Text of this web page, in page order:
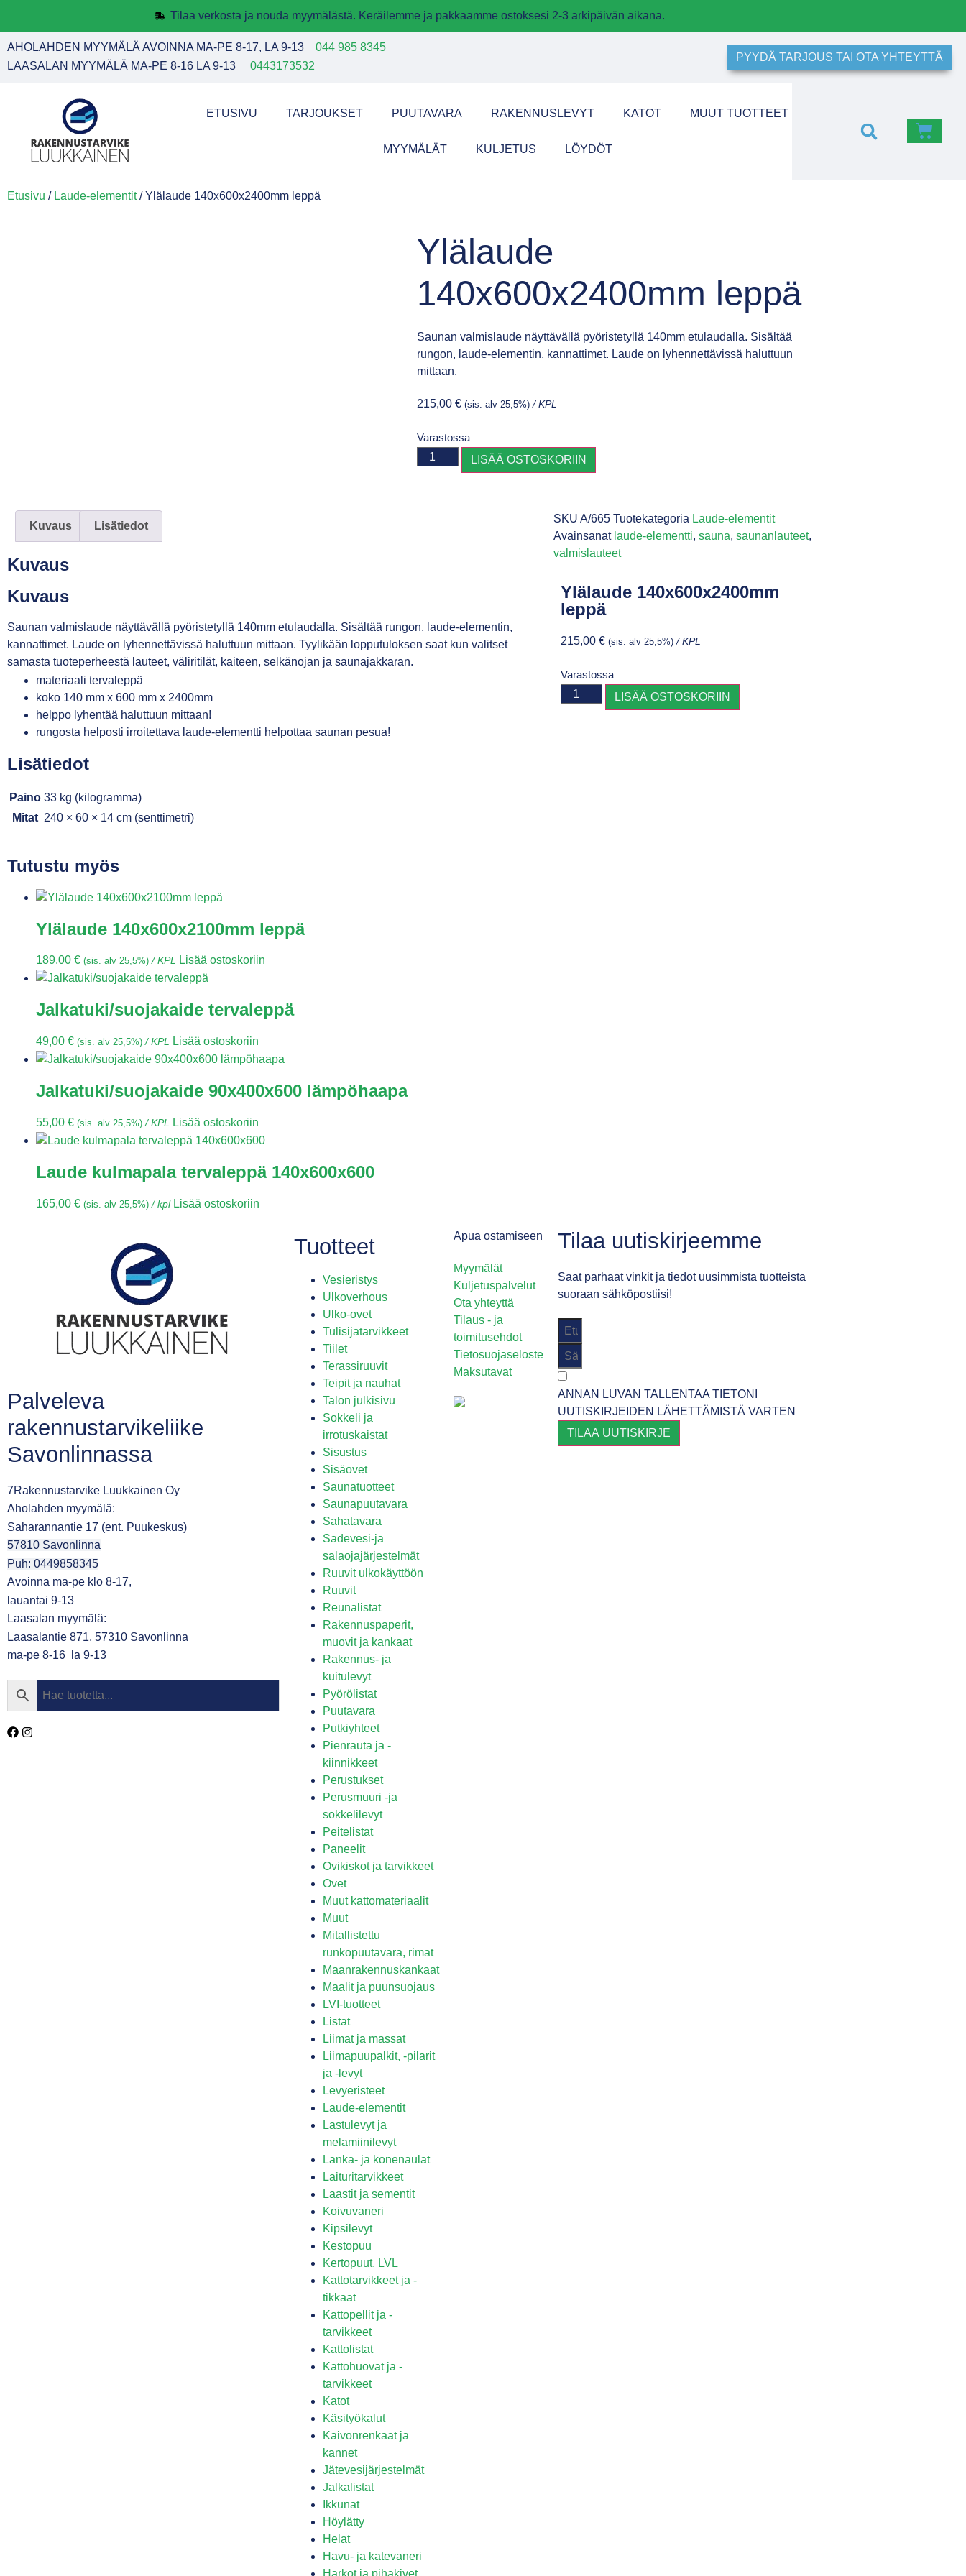
Tilaa verkosta ja nouda myymälästä. Keräilemme ja pakkaamme ostoksesi 2-3 arkipäivän aikana.
AHOLAHDEN MYYMÄLÄ AVOINNA MA-PE 8-17, LA 9-13 044 985 8345
LAASALAN MYYMÄLÄ MA-PE 8-16 LA 9-13
0443173532
PYYDÄ TARJOUS TAI OTA YHTEYTTÄ
ETUSIVU TARJOUKSET PUUTAVARA RAKENNUSLEVYT KATOT MUUT TUOTTEET
MYYMÄLÄT KULJETUS LÖYDÖT
Etusivu / Laude-elementit/ Ylälaude 140x600x2400mm leppä
Ylälaude
140x600x2400mm leppä
Saunan valmislaude näyttävällä pyöristetyllä 140mm etulaudalla. Sisältää
rungon, laude-elementin, kannattimet. Laude on lyhennettävissä haluttuun
mittaan.
215,00 € (sis. alv 25,5%) / KPL
Varastossa
LISÄÄ OSTOSKORIIN
Kuvaus Lisätiedot
Kuvaus
Kuvaus
Saunan valmislaude näyttävällä pyöristetyllä 140mm etulaudalla. Sisältää rungon, laude-elementin,
kannattimet. Laude on lyhennettävissä haluttuun mittaan. Tyylikään lopputuloksen saat kun valitset
samasta tuoteperheestä lauteet, väliritilät, kaiteen, selkänojan ja saunajakkaran.
materiaali tervaleppä
koko 140 mm x 600 mm x 2400mm
helppo lyhentää haluttuun mittaan!
rungosta helposti irroitettava laude-elementti helpottaa saunan pesua!
Lisätiedot
Paino 33 kg (kilogramma)
Mitat 240 × 60 × 14 cm (senttimetri)
SKU A/665 Tuotekategoria Laude-elementit
Avainsanat laude-elementti, sauna, saunanlauteet,
valmislauteet
Ylälaude 140x600x2400mm
leppä
215,00 € (sis. alv 25,5%)/ KPL
Varastossa
LISÄÄ OSTOSKORIIN
Tutustu myös
Ylälaude 140x600x2100mm leppä
189,00 € (sis. alv 25,5%) / KPL Lisää ostoskoriin
Jalkatuki/suojakaide tervaleppä
49,00 € (sis. alv 25,5%) / KPL Lisää ostoskoriin
Jalkatuki/suojakaide 90x400x600 lämpöhaapa
55,00 € (sis. alv 25,5%) / KPL Lisää ostoskoriin
Laude kulmapala tervaleppä 140x600x600
165,00 € (sis. alv 25,5%) / kpl Lisää ostoskoriin
Palveleva
rakennustarvikeliike
Savonlinnassa
7Rakennustarvike Luukkainen Oy
Aholahden myymälä:
Saharannantie 17 (ent. Puukeskus)
57810 Savonlinna
Puh: 0449858345
Avoinna ma-pe klo 8-17,
lauantai 9-13
Laasalan myymälä:
Laasalantie 871, 57310 Savonlinna
ma-pe 8-16 la 9-13
Tuotteet
Vesieristys
Ulkoverhous
Ulko-ovet
Tulisijatarvikkeet
Tiilet
Terassiruuvit
Teipit ja nauhat
Talon julkisivu
Sokkeli ja
irrotuskaistat
Sisustus
Sisäovet
Saunatuotteet
Saunapuutavara
Sahatavara
Sadevesi-ja
salaojajärjestelmät
Ruuvit ulkokäyttöön
Ruuvit
Reunalistat
Rakennuspaperit,
muovit ja kankaat
Rakennus- ja
kuitulevyt
Pyörölistat
Puutavara
Putkiyhteet
Pienrauta ja -
kiinnikkeet
Perustukset
Perusmuuri -ja
sokkelilevyt
Peitelistat
Paneelit
Ovikiskot ja tarvikkeet
Ovet
Muut kattomateriaalit
Muut
Mitallistettu
runkopuutavara, rimat
Maanrakennuskankaat
Maalit ja puunsuojaus
LVI-tuotteet
Listat
Liimat ja massat
Liimapuupalkit, -pilarit
ja -levyt
Levyeristeet
Laude-elementit
Lastulevyt ja
melamiinilevyt
Lanka- ja konenaulat
Laituritarvikkeet
Laastit ja sementit
Koivuvaneri
Kipsilevyt
Kestopuu
Kertopuut, LVL
Kattotarvikkeet ja -
tikkaat
Kattopellit ja -
tarvikkeet
Kattolistat
Kattohuovat ja -
tarvikkeet
Katot
Käsityökalut
Kaivonrenkaat ja
kannet
Jätevesijärjestelmät
Jalkalistat
Ikkunat
Höylätty
Helat
Havu- ja katevaneri
Harkot ja pihakivet
Apua ostamiseen
Myymälät
Kuljetuspalvelut
Ota yhteyttä
Tilaus - ja
toimitusehdot
Tietosuojaseloste
Maksutavat
Tilaa uutiskirjeemme
Saat parhaat vinkit ja tiedot uusimmista tuotteista
suoraan sähköpostiisi!
ANNAN LUVAN TALLENTAA TIETONI
UUTISKIRJEIDEN LÄHETTÄMISTÄ VARTEN
TILAA UUTISKIRJE